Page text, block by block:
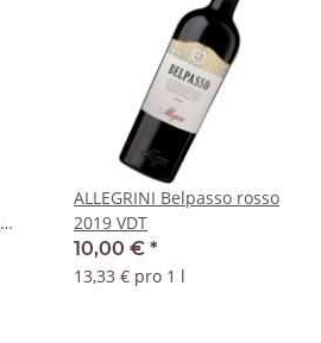
ALLEGRINI Belpasso rosso
2019 VDT
10,00 € *
13,33 € pro 1 l